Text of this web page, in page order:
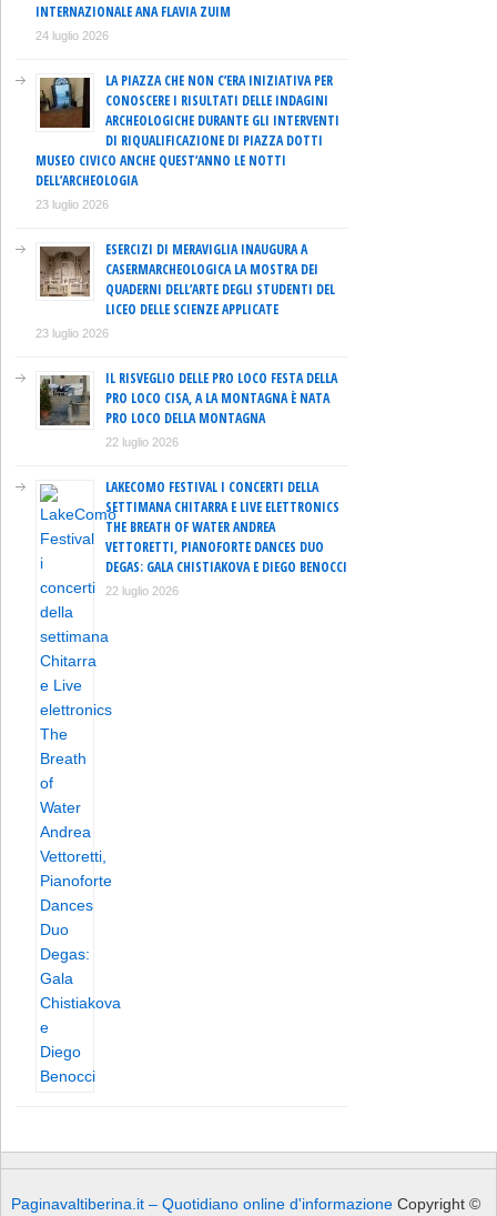
INTERNAZIONALE ANA FLAVIA ZUIM
24 luglio 2026
LA PIAZZA CHE NON C’ERA INIZIATIVA PER
CONOSCERE I RISULTATI DELLE INDAGINI
ARCHEOLOGICHE DURANTE GLI INTERVENTI
DI RIQUALIFICAZIONE DI PIAZZA DOTTI
MUSEO CIVICO ANCHE QUEST’ANNO LE NOTTI
DELL’ARCHEOLOGIA
23 luglio 2026
ESERCIZI DI MERAVIGLIA INAUGURA A
CASERMARCHEOLOGICA LA MOSTRA DEI
QUADERNI DELL’ARTE DEGLI STUDENTI DEL
LICEO DELLE SCIENZE APPLICATE
23 luglio 2026
IL RISVEGLIO DELLE PRO LOCO FESTA DELLA
PRO LOCO CISA, A LA MONTAGNA È NATA
PRO LOCO DELLA MONTAGNA
22 luglio 2026
LAKECOMO FESTIVAL I CONCERTI DELLA
SETTIMANA CHITARRA E LIVE ELETTRONICS
THE BREATH OF WATER ANDREA
VETTORETTI, PIANOFORTE DANCES DUO
DEGAS: GALA CHISTIAKOVA E DIEGO BENOCCI
22 luglio 2026
Paginavaltiberina.it – Quotidiano online d'informazioneCopyright ©